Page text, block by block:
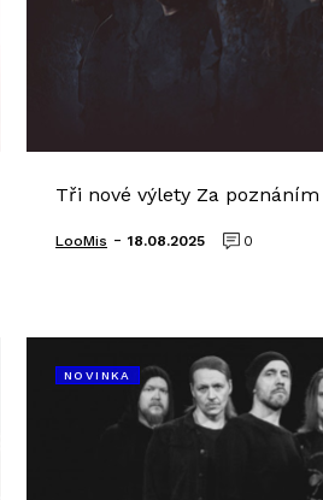
Tři nové výlety Za poznáním
LooMis - 18.08.2025 0
NOVINKA